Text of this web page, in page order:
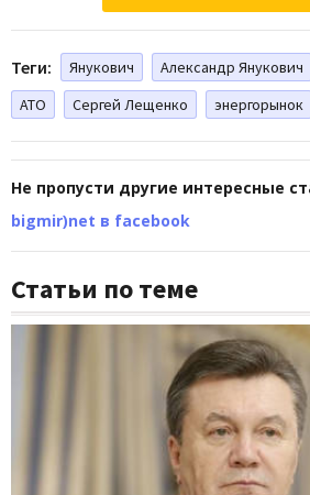
Теги: Янукович Александр Янукович
АТО
Сергей Лещенко энергорынок
Не пропусти другие интересные
bigmir)net в facebook
Статьи по теме